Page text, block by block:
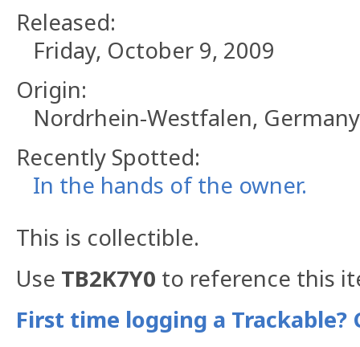
Released:
Friday, October 9, 2009
Origin:
Nordrhein-Westfalen, Germany
Recently Spotted:
In the hands of the owner.
This is collectible.
Use TB2K7Y0 to reference this
First time logging a Trackable?